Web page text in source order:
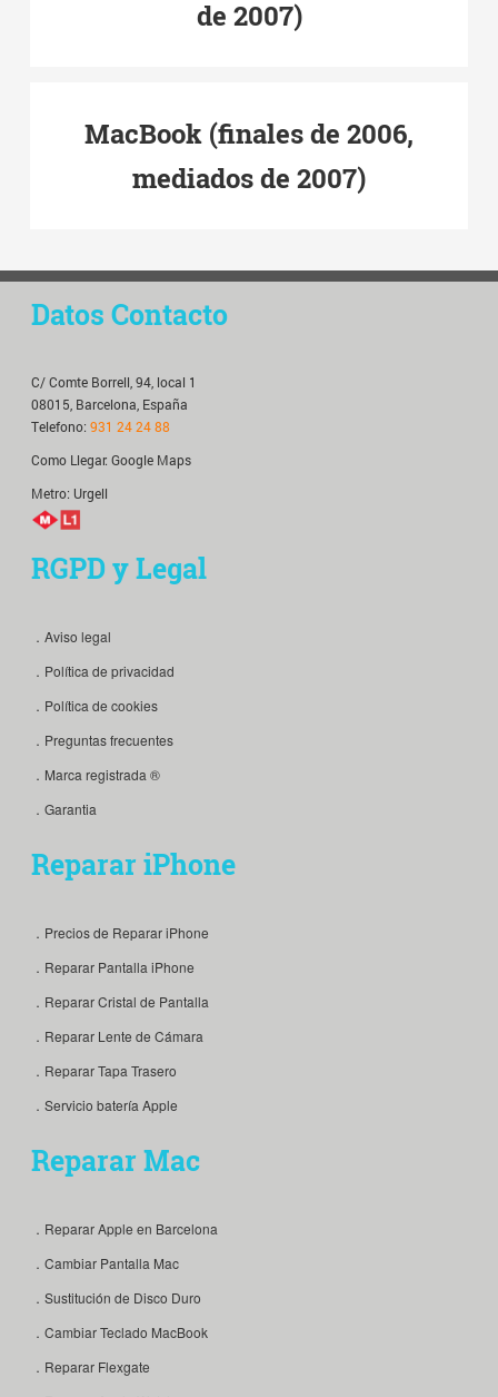
de 2007)
MacBook (finales de 2006,
mediados de 2007)
Datos Contacto
C/ Comte Borrell, 94, local 1
08015, Barcelona, España
Telefono:931 24 24 88
Como Llegar:Google Maps
Metro: Urgell
RGPD y Legal
．Aviso legal
．Política de privacidad
．Política de cookies
．Preguntas frecuentes
．Marca registrada ®
．Garantia
Reparar iPhone
．Precios de Reparar iPhone
．Reparar Pantalla iPhone
．Reparar Cristal de Pantalla
．Reparar Lente de Cámara
．Reparar Tapa Trasero
．Servicio batería Apple
Reparar Mac
．Reparar Apple en Barcelona
．Cambiar Pantalla Mac
．Sustitución de Disco Duro
．Cambiar Teclado MacBook
．Reparar Flexgate